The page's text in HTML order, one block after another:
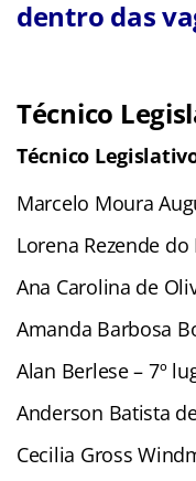
dentro das
Técnico
Técnico
Marcelo Moura
Lorena Rezende do
Ana Carolina de
Amanda Barbosa
Alan Berlese – 7º
Anderson Batista
Cecilia Gross